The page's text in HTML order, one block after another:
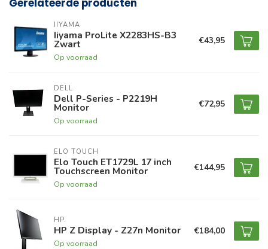
Gerelateerde producten
IIYAMA
Iiyama ProLite X2283HS-B3
Zwart
Op voorraad
€43,95
DELL
Dell P-Series - P2219H
Monitor
Op voorraad
€72,95
ELO TOUCH
Elo Touch ET1729L 17 inch
Touchscreen Monitor
Op voorraad
€144,95
HP.
HP Z Display - Z27n Monitor
Op voorraad
€184,00